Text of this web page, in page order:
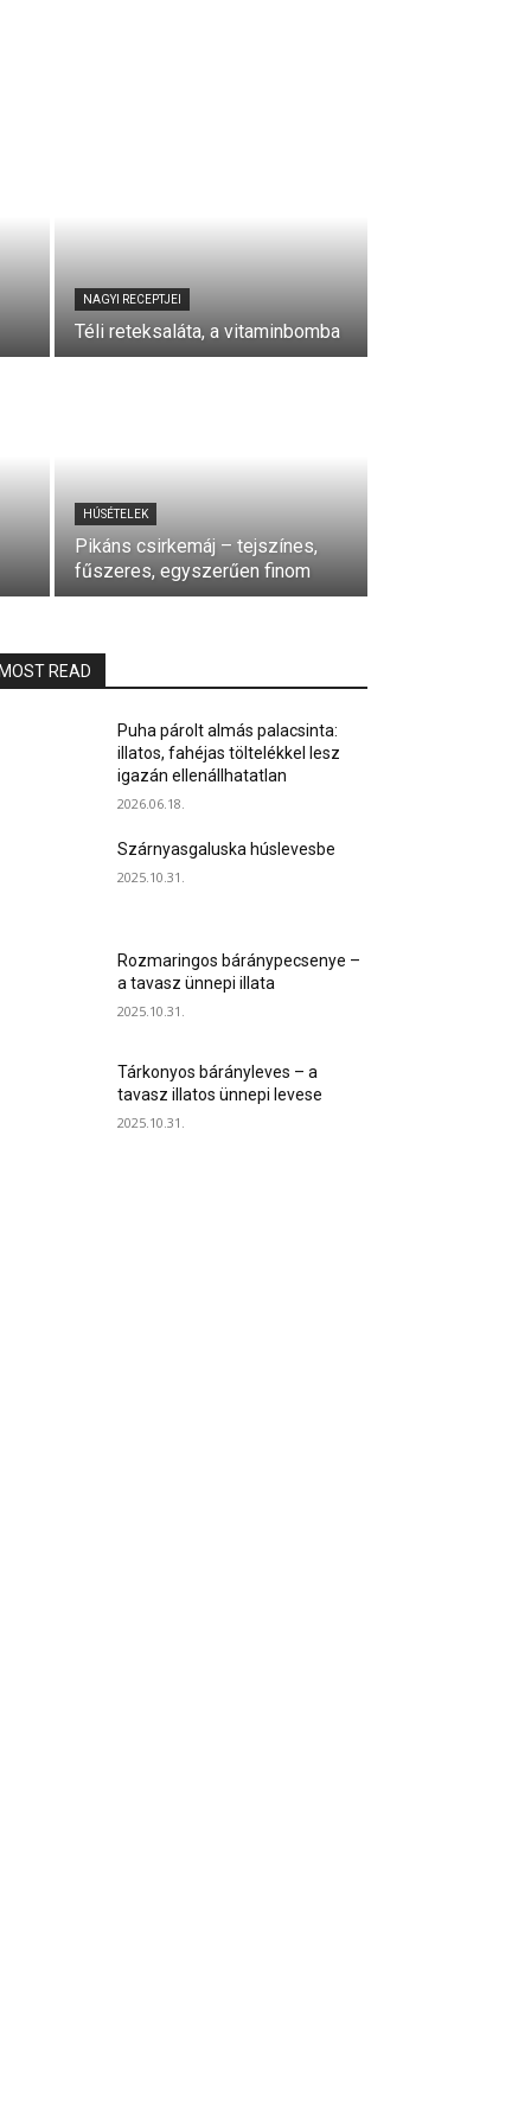
NAGYI RECEPTJEI
Téli reteksaláta, a vitaminbomba
HÚSÉTELEK
Pikáns csirkemáj – tejszínes,
fűszeres, egyszerűen finom
MOST READ
Puha párolt almás palacsinta:
illatos, fahéjas töltelékkel lesz
igazán ellenállhatatlan
2026.06.18.
Szárnyasgaluska húslevesbe
2025.10.31.
Rozmaringos báránypecsenye –
a tavasz ünnepi illata
2025.10.31.
Tárkonyos bárányleves – a
tavasz illatos ünnepi levese
2025.10.31.